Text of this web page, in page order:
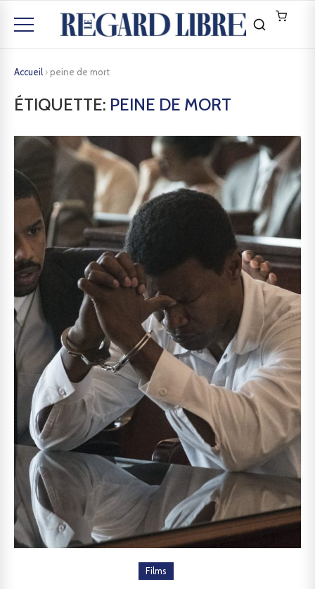
Accueil › peine de mort
ÉTIQUETTE: PEINE DE MORT
Films